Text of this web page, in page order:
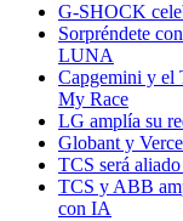
G-SHOCK
Sorpréndete
LUNA
Capgemini y el
My Race
LG amplía su
Globant y
TCS será
TCS y ABB
con IA